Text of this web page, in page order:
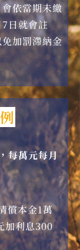
依當期未繳
日就會註
加罰滯納金
每萬元每月
償本金1萬
加利息300